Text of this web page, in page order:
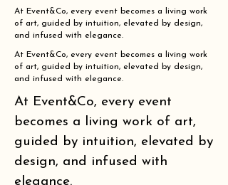
At Event&Co, every event becomes a living work
of art, guided by intuition, elevated by design,
and infused with elegance.
At Event&Co, every event becomes a living work
of art, guided by intuition, elevated by design,
and infused with elegance.
At Event&Co, every event
becomes a living work of art,
guided by intuition, elevated by
design, and infused with
elegance.